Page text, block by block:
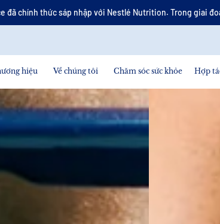
đã chính thức sáp nhập với Nestlé Nutrition. Trong giai
hiệu Về chúng tôi Chăm sóc sức khỏe Hợp